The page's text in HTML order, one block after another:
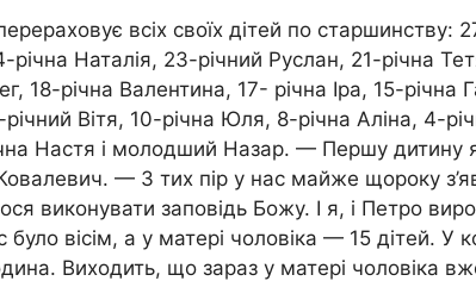
всіх своїх дітей по старшинству:
річна Наталія, 23-річний Руслан, 21-річна
18-річна Валентина, 17- річна Іра, 15-річна
Вітя, 10-річна Юля, 8-річна Аліна, 4-
Настя і молодший Назар. — Першу дитину
— З тих пір у нас майже щороку
виконувати заповідь Божу. І я, і Петро
було вісім, а у матері чоловіка — 15 дітей. У
Виходить, що зараз у матері чоловіка